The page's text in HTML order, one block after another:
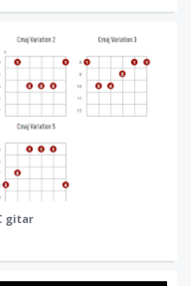
gitar